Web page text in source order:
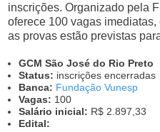
inscrições. Organizado pela
oferece 100 vagas
as provas estão previstas
GCM São José do Rio Preto
Status: inscrições encerradas
Banca: Fundação Vunesp
Vagas: 100
Salário inicial: R$ 2.897,33
Edital: